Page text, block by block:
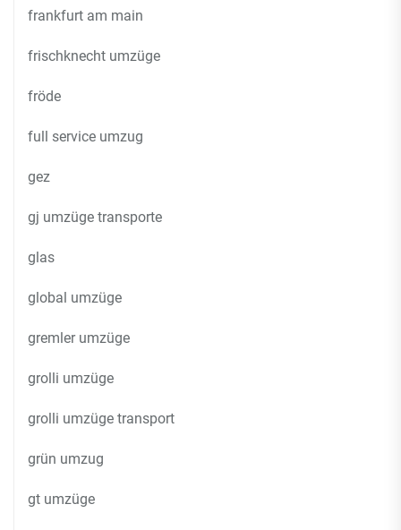
frankfurt am main
frischknecht umzüge
fröde
full service umzug
gez
gj umzüge transporte
glas
global umzüge
gremler umzüge
grolli umzüge
grolli umzüge transport
grün umzug
gt umzüge